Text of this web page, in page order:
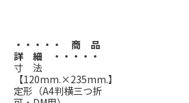
・・・・・ 商 品
詳 細 ・・・・・
寸 法
【120mm.×235mm.】
定形（A4判横三つ折